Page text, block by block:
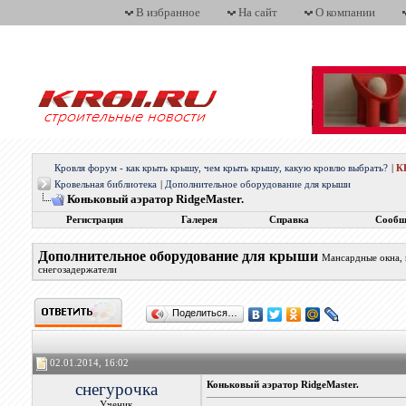
В избранное На сайт О компании
Кровля форум - как крыть крышу, чем крыть крышу, какую кровлю выбрать?
Кровельная библиотека
Дополнительное оборудование для крыши
Коньковый аэратор RidgeMaster.
Регистрация Галерея Справка
Дополнительное оборудование для крыши Мансардные окна,
снегозадержатели
Поделиться…
02.01.2014, 16:02
снегурочка Коньковый аэратор RidgeMaster.